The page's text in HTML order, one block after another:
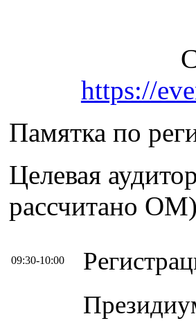
https://
Памятка по
Целевая
рассчитано ОМ)
09:30-10:00